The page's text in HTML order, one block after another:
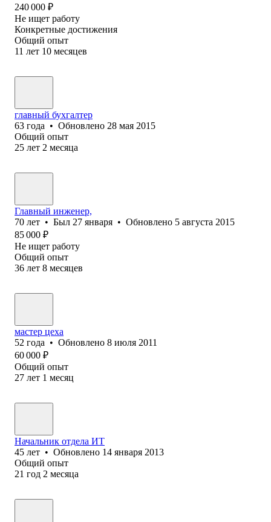
240 000 ₽
Не ищет работу
Конкретные достижения
Общий опыт
11 лет 10 месяцев
главный бухгалтер
63 года • Обновлено 28 мая 2015
Общий опыт
25 лет 2 месяца
Главный инженер,
70 лет • Был 27 января • Обновлено 5 августа 2015
85 000 ₽
Не ищет работу
Общий опыт
36 лет 8 месяцев
мастер цеха
52 года • Обновлено 8 июля 2011
60 000 ₽
Общий опыт
27 лет 1 месяц
Начальник отдела ИТ
45 лет • Обновлено 14 января 2013
Общий опыт
21 год 2 месяца